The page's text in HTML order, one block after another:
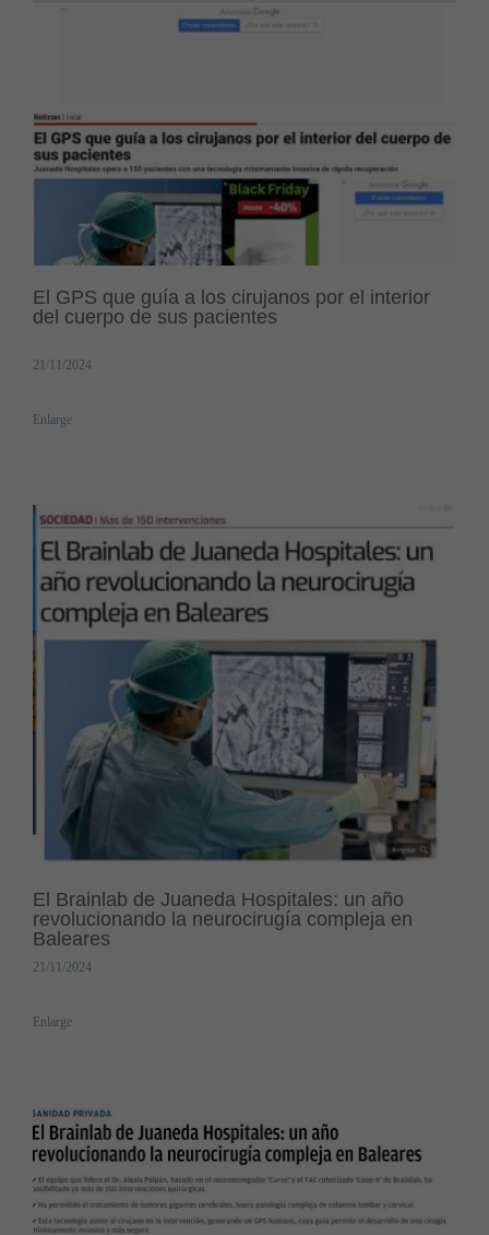
El GPS que guía a los cirujanos por el interior
del cuerpo de sus pacientes
21/11/2024
Enlarge
El Brainlab de Juaneda Hospitales: un año
revolucionando la neurocirugía compleja en
Baleares
21/11/2024
Enlarge